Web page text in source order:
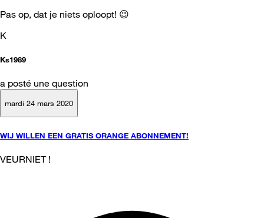
Pas op, dat je niets oploopt! 😉
K
Ks1989
a posté une question
mardi 24 mars 2020
WIJ WILLEN EEN GRATIS ORANGE ABONNEMENT!
VEURNIET !